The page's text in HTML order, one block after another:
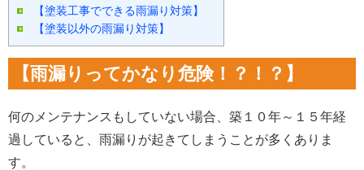
【塗装工事でできる雨漏り対策】
【塗装以外の雨漏り対策】
【雨漏りってかなり危険！？！？】
何のメンテナンスもしていない場合、築１０年～１５年経
過していると、雨漏りが起きてしまうことが多くありま
す。